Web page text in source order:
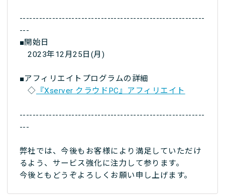
---------------------------------------------------------
---
■開始日
2023年12月25日(月)
■アフィリエイトプログラムの詳細
◇
『Xserver クラウドPC』アフィリエイト
---------------------------------------------------------
---
弊社では、今後もお客様により満足していただけ
るよう、サービス強化に注力して参ります。
今後ともどうぞよろしくお願い申し上げます。